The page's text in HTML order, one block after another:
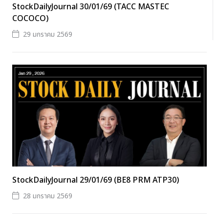
StockDailyJournal 30/01/69 (TACC MASTEC
COCOCO)
29 มกราคม 2569
StockDailyJournal 29/01/69 (BE8 PRM ATP30)
28 มกราคม 2569